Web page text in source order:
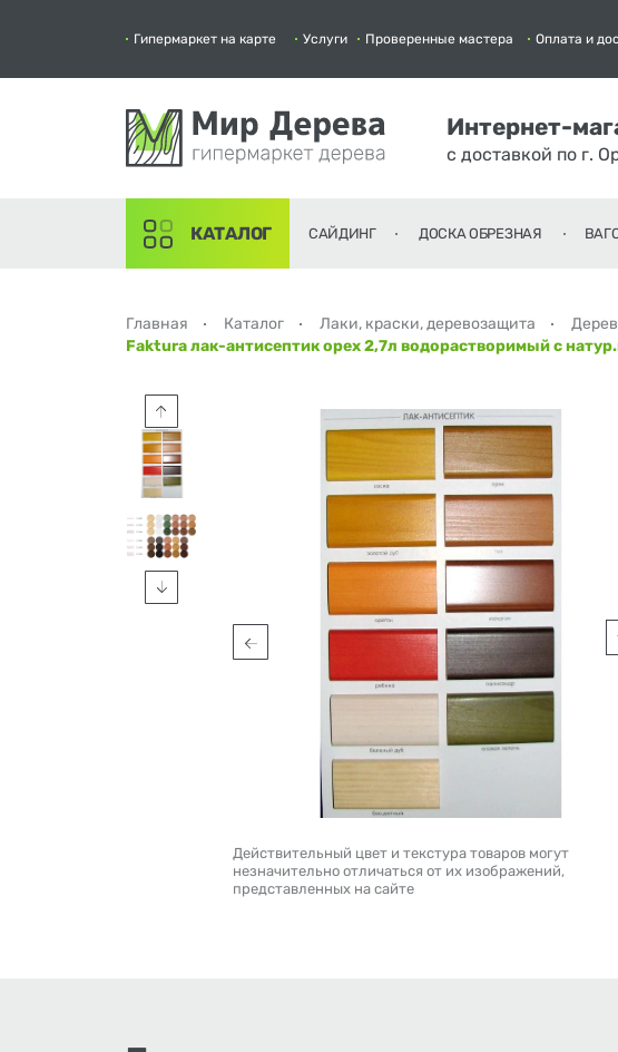
Гипермаркет на карте Услуги Проверенные мастера Оплата и
Интернет-
с доставкой по г.
КАТАЛОГ САЙДИНГ ДОСКА ОБРЕЗНАЯ
Главная Каталог Лаки, краски, деревозащита
Faktura лак-антисептик орех 2,7л водорастворимый с
Действительный цвет и текстура товаров могут
незначительно отличаться от их изображений,
представленных на сайте